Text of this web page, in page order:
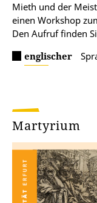
Mieth und der
einen Workshop
Den Aufruf finden
englischer
Martyrium